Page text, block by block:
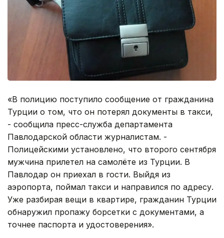
«В полицию поступило сообщение от гражданина
Турции о том, что он потерял документы в такси,
- сообщила пресс-служба департамента
Павлодарской области журналистам. -
Полицейскими установлено, что второго сентября
мужчина прилетел на самолёте из Турции. В
Павлодар он приехал в гости. Выйдя из
аэропорта, поймал такси и направился по адресу.
Уже разбирая вещи в квартире, гражданин Турции
обнаружил пропажу борсетки с документами, а
точнее паспорта и удостоверения».